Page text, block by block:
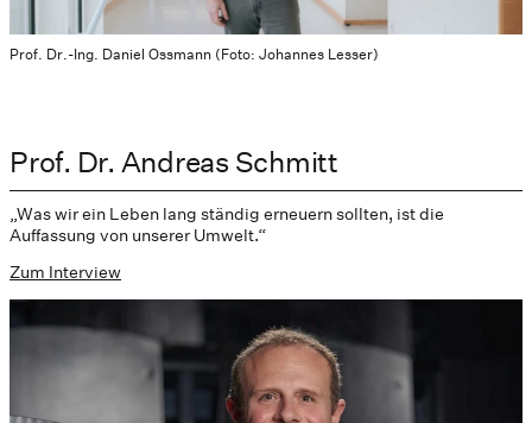
Prof. Dr.-Ing. Daniel Ossmann (Foto: Johannes Lesser)
Prof. Dr. Andreas Schmitt
„Was wir ein Leben lang ständig erneuern sollten, ist die
Auffassung von unserer Umwelt.“
Zum Interview